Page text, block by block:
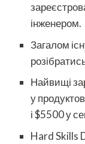
інженером.
Загалом
Найвищі
у
і $5500 у
Hard Skills